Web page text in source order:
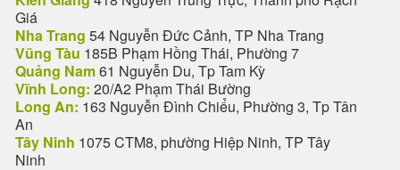
Giá
Nha Trang 54 Nguyễn Đức Cảnh, TP Nha Trang
Vũng Tàu 185B Phạm Hồng Thái, Phường 7
Quảng Nam61 Nguyễn Du, Tp Tam Kỳ
Vĩnh Long: 20/A2 Phạm Thái Bường
Long An: 163 Nguyễn Đình Chiểu, Phường 3, Tp Tân
An
Tây Ninh 1075 CTM8, phường Hiệp Ninh, TP Tây
Ninh